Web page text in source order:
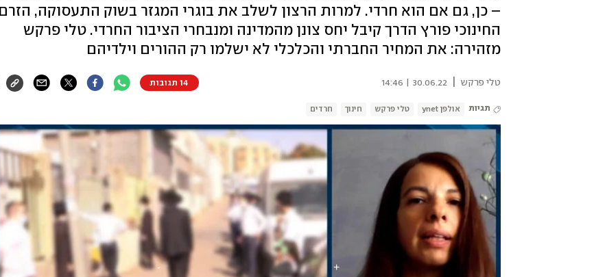
– כן, גם אם הוא חרדי. למרות הרצון לשלב את בוגרי המגזר בשוק התעסוקה, הזרם
החינוכי פורץ הדרך קיבל יחס צונן מהמדינה ומנבחרי הציבור החרדי. טלי פרקש
מזהירה: את המחיר החברתי והכלכלי לא ישלמו רק ההורים וילדיהם
טלי פרקש 30.06.22 | 14:46 14 תגובות
תגיות אולפן ynet טלי פרקש חינוך חרדים